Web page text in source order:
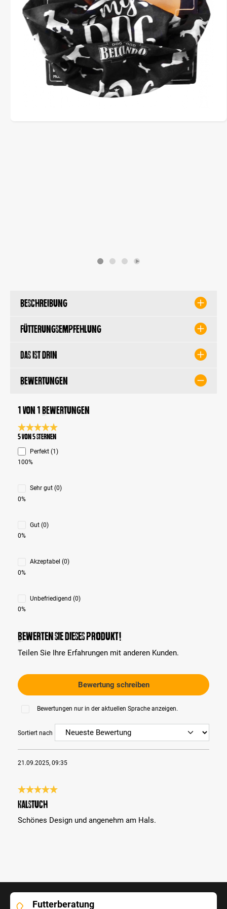
Beschreibung
Fütterungsempfehlung
Das ist drin
Bewertungen
1 von 1 Bewertungen
Durchschnittliche Bewertung 5 von 5 Sternen
5 von 5 Sternen
Perfekt (1)
100%
Sehr gut (0)
0%
Gut (0)
0%
Akzeptabel (0)
0%
Unbefriedigend (0)
0%
Bewerten Sie dieses Produkt!
Teilen Sie Ihre Erfahrungen mit anderen Kunden.
Bewertung schreiben
Bewertungen nur in der aktuellen Sprache anzeigen.
Sortiert nach
21.09.2025, 09:35
Bewertung mit 5 von 5 Sternen
Halstuch
Schönes Design und angenehm am Hals.
Futterberatung